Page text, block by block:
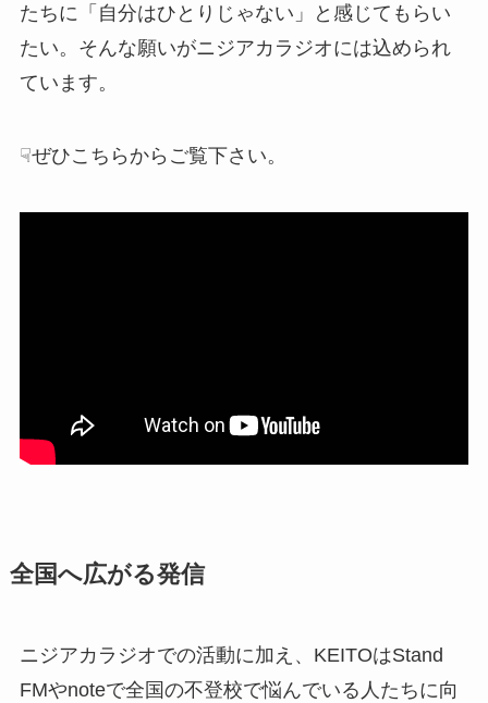
たちに「自分はひとりじゃない」と感じてもらい
たい。そんな願いがニジアカラジオには込められ
ています。
☟ぜひこちらからご覧下さい。
全国へ広がる発信
ニジアカラジオでの活動に加え、KEITOはStand
FMやnoteで全国の不登校で悩んでいる人たちに向